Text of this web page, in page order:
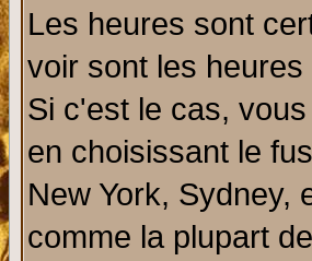
Les heures sont
voir sont les
Si c'est le cas,
en choisissant le
New York, Sydney,
comme la plupart